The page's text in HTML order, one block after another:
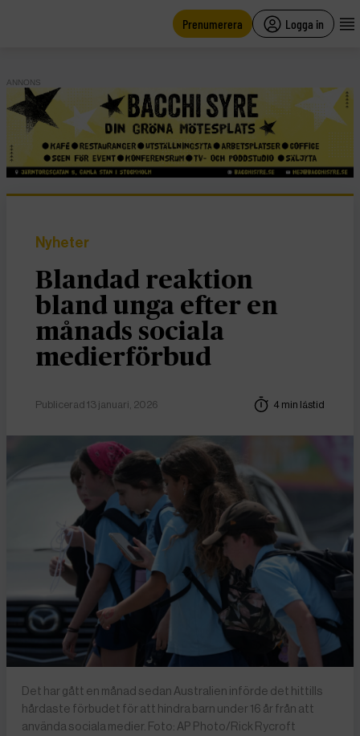
Prenumerera Logga in
ANNONS
Nyheter
Blandad reaktion
bland unga efter en
månads sociala
medierförbud
Publicerad 13 januari, 2026 4 min lästid
Det har gått en månad sedan Australien införde det hittills
hårdaste förbudet för att hindra barn under 16 år från att
använda sociala medier. Foto: AP Photo/Rick Rycroft